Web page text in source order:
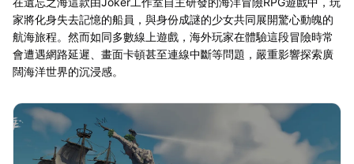
家將化身失去記憶的船員，與身份成謎的少女共同展開驚心動魄的
航海旅程。然而如同多數線上遊戲，海外玩家在體驗這段冒險時常
會遭遇網路延遲、畫面卡頓甚至連線中斷等問題，嚴重影響探索廣
闊海洋世界的沉浸感。